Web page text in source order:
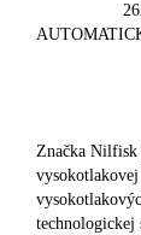
Značka Nilfisk
technologickej